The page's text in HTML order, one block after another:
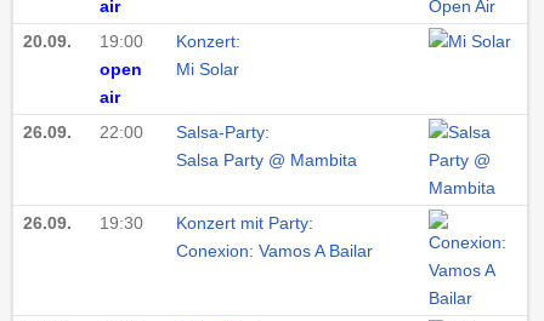
air
20.09.
19:00
open
air
Konzert:
Mi Solar
26.09. 22:00
Salsa-Party:
Salsa Party @ Mambita
26.09. 19:30
Konzert mit Party:
Conexion: Vamos A Bailar